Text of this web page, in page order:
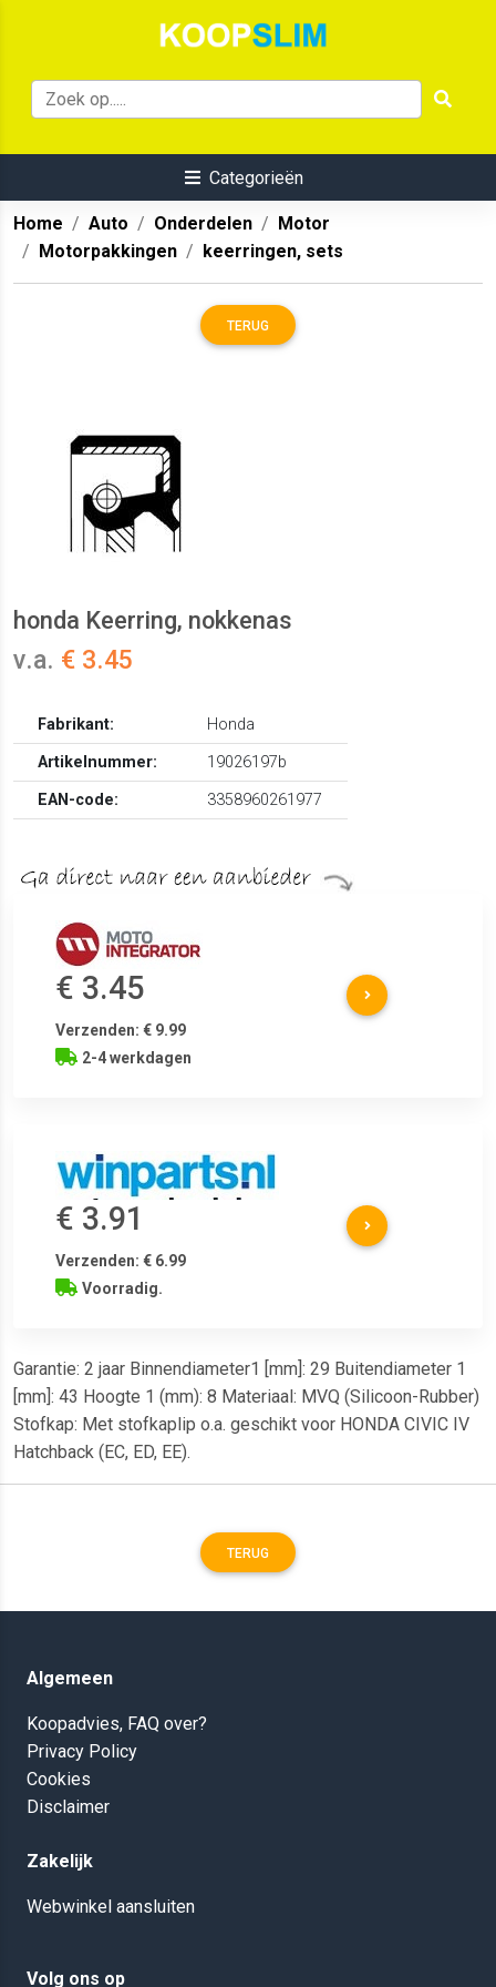
Categorieën
Home Auto Onderdelen
Motor
Motorpakkingen
keerringen, sets
TERUG
honda Keerring, nokkenas
v.a. € 3.45
Fabrikant:
Honda
Artikelnummer:
19026197b
EAN-code:
3358960261977
€ 3.45
Verzenden: € 9.99
2-4 werkdagen
€ 3.91
Verzenden: € 6.99
Voorradig.
Garantie: 2 jaar Binnendiameter1 [mm]: 29 Buitendiameter 1
[mm]: 43 Hoogte 1 (mm): 8 Materiaal: MVQ (Silicoon-Rubber)
Stofkap: Met stofkaplip o.a. geschikt voor HONDA CIVIC IV
Hatchback (EC, ED, EE).
TERUG
Algemeen
Koopadvies, FAQ over?
Privacy Policy
Cookies
Disclaimer
Zakelijk
Webwinkel aansluiten
Volg ons op